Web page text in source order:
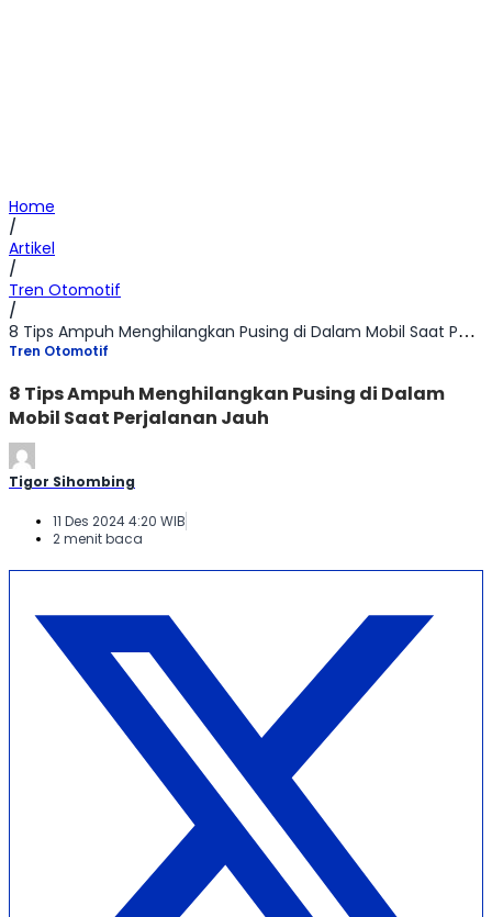
Home
/
Artikel
/
Tren Otomotif
/
8 Tips Ampuh Menghilangkan Pusing di Dalam Mobil Saat Perjalanan Jauh
Tren Otomotif
8 Tips Ampuh Menghilangkan Pusing di Dalam
Mobil Saat Perjalanan Jauh
Tigor Sihombing
11 Des 2024 4:20 WIB
2 menit baca